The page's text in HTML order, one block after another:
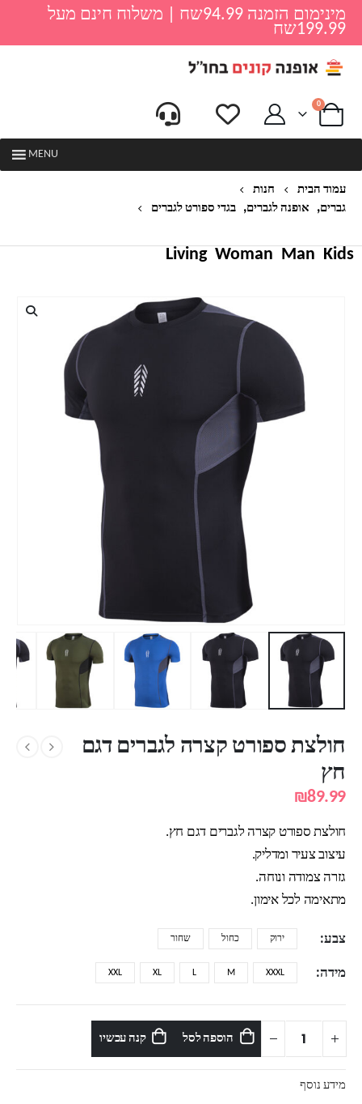
מינימום הזמנה 94.99שח | משלוח חינם מעל
199.99שח
0
MENU
עמוד הבית
חנות
גברים, אופנה לגברים, בגדי ספורט לגברים
Kids
Man
Woman
Living
חולצת ספורט קצרה לגברים דגם
חץ
₪89.99
חולצת ספורט קצרה לגברים דגם חץ.
עיצוב צעיר ומדליק.
גזרה צמודה ונוחה.
מתאימה לכל אימון.
צבע ירוק כחול שחור
מידה XXXL
M
L
XL
XXL
הוספה לסל קנה עכשיו
מידע נוסף